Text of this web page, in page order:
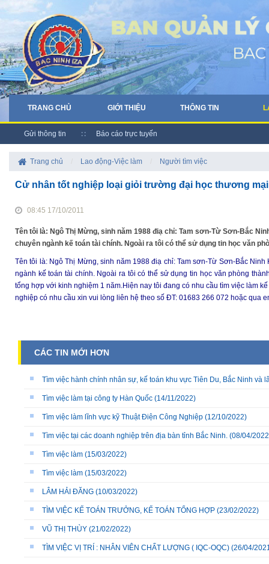
TRANG CHỦ GIỚI THIỆU THÔNG TIN
Gửi thông tin Báo cáo trực tuyến
Trang chủ Lao động-Việc làm Người tìm việc
Cử nhân tốt nghiệp loại giỏi trường đại học thương
08:45 17/10/2011
Tên tôi là: Ngô Thị Mừng, sinh năm 1988 điạ chỉ: Tam sơn-Từ Sơn-Bắc
chuyên ngành kế toán tài chính. Ngoài ra tôi có thể sử dụng tin học văn
Tên tôi là: Ngô Thị Mừng,sinh năm 1988 điạ chỉ: Tam sơn-Từ Sơn-Bắc Ninh
ngành kế toán tài chính. Ngoài ra tôicó thể sử dụng tin học văn phòng
tổng hợp với kinh nghiệm 1 năm.Hiện nay tôi đang có nhu cầu tìm việc làm
nghiệp có nhu cầu xin vui lòng liên hệ theo số ĐT: 01683 266 072 hoặc qua
CÁC TIN MỚI HƠN
Tìm việc hành chính nhân sự, kế toán khu vực Tiên Du, Bắc Ninh và
Tìm việc làm tại công ty Hàn Quốc (14/11/2022)
Tìm việc làm lĩnh vực kỹ Thuật Điện Công Nghiệp (12/10/2022)
Tìm việc tại các doanh nghiệp trên địa bàn tỉnh Bắc Ninh. (08/04/
Tìm việc làm (15/03/2022)
Tìm việc làm (15/03/2022)
LÂM HẢI ĐĂNG (10/03/2022)
TÌM VIỆC KẾ TOÁN TRƯỞNG, KẾ TOÁN TỔNG HỢP (23/02/2022)
VŨ THỊ THÙY (21/02/2022)
TÌM VIỆC VỊ TRÍ : NHÂN VIÊN CHẤT LƯỢNG ( IQC-OQC) (26/04/